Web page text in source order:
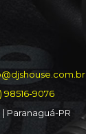
98516-9076
Paranaguá-PR